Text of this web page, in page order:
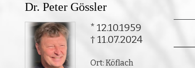
Dr. Peter Gössler
* 12.10.1959
† 11.07.2024
Ort: Köflach